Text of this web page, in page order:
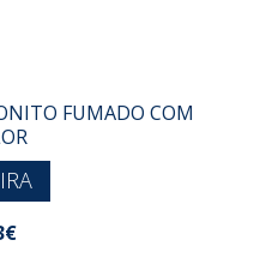
FUMADO COM